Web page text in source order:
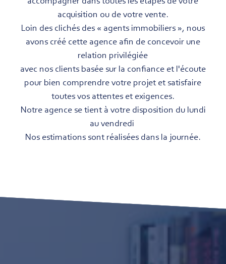
acquisition ou de votre vente.
Loin des clichés des « agents immobiliers », nous
avons créé cette agence afin de concevoir une
relation privilégiée
avec nos clients basée sur la confiance et l'écoute
pour bien comprendre votre projet et satisfaire
toutes vos attentes et exigences.
Notre agence se tient à votre disposition du lundi
au vendredi
Nos estimations sont réalisées dans la journée.